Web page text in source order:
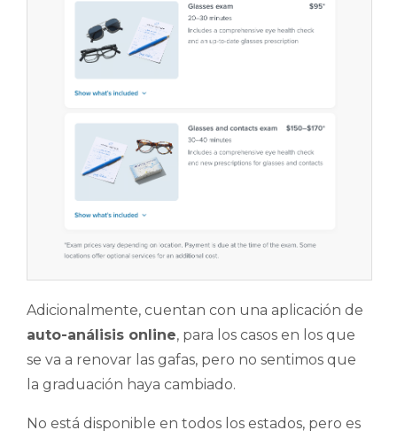
Adicionalmente, cuentan con una aplicación de
auto-análisis online, para los casos en los que
se va a renovar las gafas, pero no sentimos que
la graduación haya cambiado.
No está disponible en todos los estados, pero es